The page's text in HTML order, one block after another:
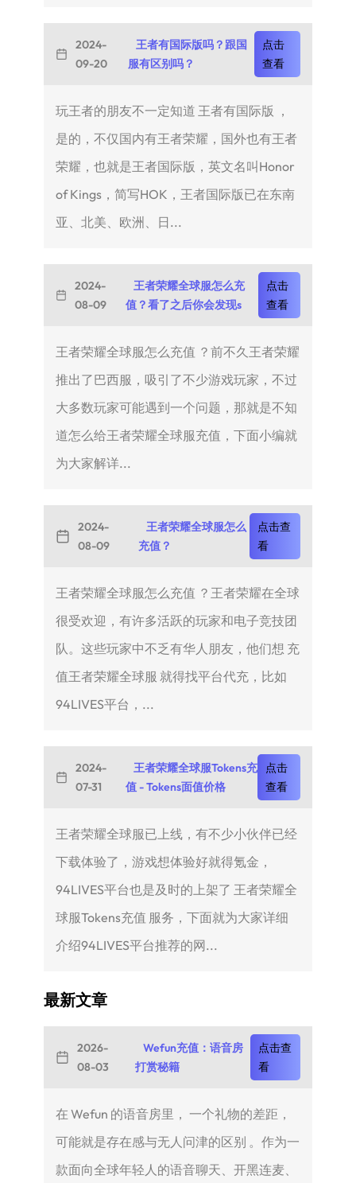
2024-
09-20
王者有国际版吗？跟国
服有区别吗？
点击
查看
玩王者的朋友不一定知道 王者有国际版 ，
是的，不仅国内有王者荣耀，国外也有王者
荣耀，也就是王者国际版，英文名叫Honor
of Kings，简写HOK，王者国际版已在东南
亚、北美、欧洲、日...
2024-
08-09
王者荣耀全球服怎么充
值？看了之后你会发现s
点击
查看
王者荣耀全球服怎么充值 ？前不久王者荣耀
推出了巴西服，吸引了不少游戏玩家，不过
大多数玩家可能遇到一个问题，那就是不知
道怎么给王者荣耀全球服充值，下面小编就
为大家解详...
2024-
08-09
王者荣耀全球服怎么
充值？
点击查
看
王者荣耀全球服怎么充值 ？王者荣耀在全球
很受欢迎，有许多活跃的玩家和电子竞技团
队。这些玩家中不乏有华人朋友，他们想 充
值王者荣耀全球服 就得找平台代充，比如
94LIVES平台，...
2024-
07-31
王者荣耀全球服Tokens充
值 - Tokens面值价格
点击
查看
王者荣耀全球服已上线，有不少小伙伴已经
下载体验了，游戏想体验好就得氪金，
94LIVES平台也是及时的上架了 王者荣耀全
球服Tokens充值 服务，下面就为大家详细
介绍94LIVES平台推荐的网...
最新文章
2026-
08-03
Wefun充值：语音房
打赏秘籍
点击查
看
在 Wefun 的语音房里， 一个礼物的差距，
可能就是存在感与无人问津的区别 。作为一
款面向全球年轻人的语音聊天、开黑连麦、